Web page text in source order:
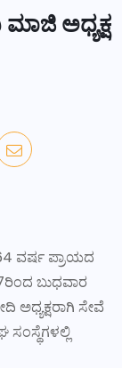
ಅಧ್ಯಕ್ಷ
ವರ್ಷ ಪ್ರಾಯದ
ಬುಧವಾರ
ಅಧ್ಯಕ್ಷರಾಗಿ ಸೇವೆ
ಸಂಸ್ಥೆಗಳಲ್ಲಿ